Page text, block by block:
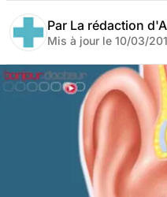
Par La rédaction
Mis à jour le 10/03/